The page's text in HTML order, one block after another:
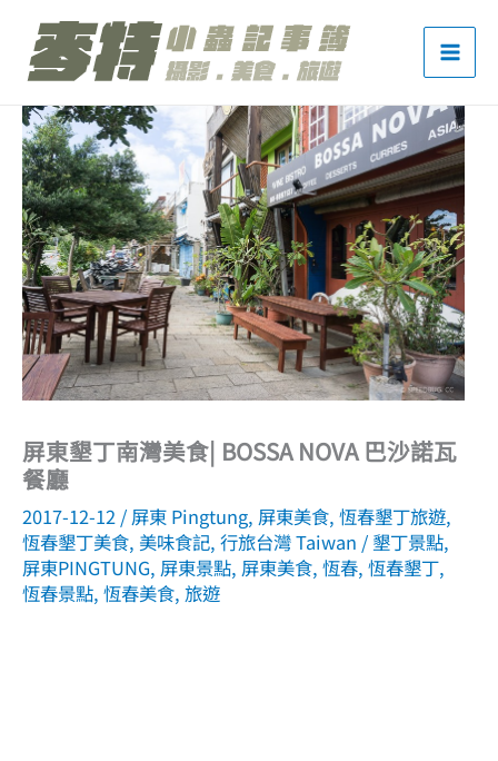
屏東墾丁南灣美食| BOSSA NOVA 巴沙諾瓦
餐廳
2017-12-12 / 屏東 Pingtung, 屏東美食, 恆春墾丁旅遊,
恆春墾丁美食, 美味食記, 行旅台灣 Taiwan / 墾丁景點,
屏東PINGTUNG, 屏東景點, 屏東美食, 恆春, 恆春墾丁,
恆春景點, 恆春美食, 旅遊